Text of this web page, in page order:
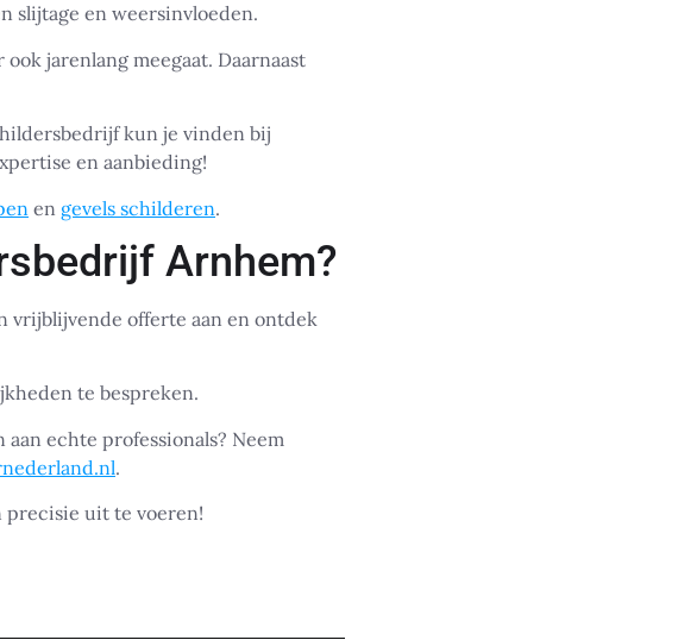
slijtage en weersinvloeden.
jarenlang meegaat. Daarnaast
kun je vinden bij
en aanbieding!
en gevels schilderen.
Arnhem?
vrijblijvende offerte aan en ontdek
te bespreken.
echte professionals? Neem
.
precisie uit te voeren!